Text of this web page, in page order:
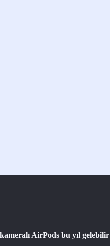
AirPods bu yıl gelebilir